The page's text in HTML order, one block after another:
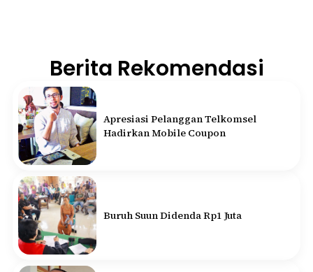
Berita Rekomendasi
Apresiasi Pelanggan Telkomsel
Hadirkan Mobile Coupon
Buruh Suun Didenda Rp1 Juta